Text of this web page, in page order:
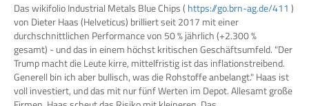
Das wikifolio Industrial Metals Blue Chips ( https://go.brn-ag.de/411 )
von Dieter Haas (Helveticus) brilliert seit 2017 mit einer
durchschnittlichen Performance von 50 % jährlich (+2.300 %
gesamt) - und das in einem höchst kritischen Geschäftsumfeld. "Der
Trump macht die Leute kirre, mittelfristig ist das inflationstreibend.
Generell bin ich aber bullisch, was die Rohstoffe anbelangt." Haas ist
voll investiert, und das mit nur fünf Werten im Depot. Allesamt große